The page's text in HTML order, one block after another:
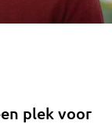
plek voor